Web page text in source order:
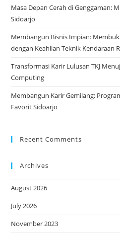
Masa Depan Cerah di Genggaman:
Sidoarjo
Membangun Bisnis Impian:
dengan Keahlian Teknik Kendaraan
Transformasi Karir Lulusan TKJ
Computing
Membangun Karir Gemilang:
Favorit Sidoarjo
Recent Comments
Archives
August 2026
July 2026
November 2023